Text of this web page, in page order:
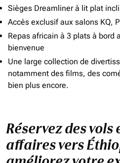
Sièges Dreamliner à lit plat
Accès exclusif aux salons KQ,
Repas africain à 3 plats à bord
bienvenue
Une large collection de
notamment des films, des
bien plus encore.
Réservez des vols
affaires vers